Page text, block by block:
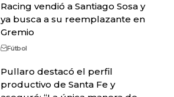
Racing vendió a Santiago Sosa y
ya busca a su reemplazante en
Gremio
Fútbol
Pullaro destacó el perfil
productivo de Santa Fe y